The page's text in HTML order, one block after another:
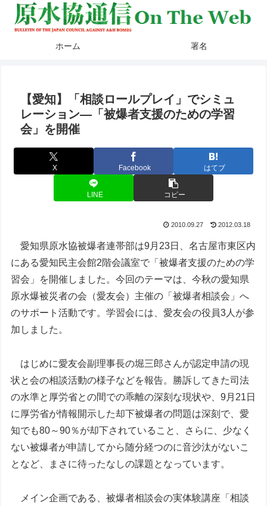
ホーム 署名
【愛知】「相談ロールプレイ」でシミュ
レーション―「被爆者支援のための学習
会」を開催
X Facebook はてブ
LINE コピー
2010.09.27 2012.03.18
愛知県原水協被爆者連帯部は9月23日、名古屋市東区内
にある愛知民主会館2階会議室で「被爆者支援のための学
習会」を開催しました。今回のテーマは、今秋の愛知県
原水爆被災者の会（愛友会）主催の「被爆者相談会」へ
のサポート活動です。学習会には、愛友会の役員3人が参
加しました。
はじめに愛友会副理事長の堀三郎さんが認定申請の現
状と会の相談活動の様子などを報告。勝訴してきた司法
の水準と厚労省との間での乖離の深刻な現状や、9月21日
に厚労省が情報開示した却下被爆者の問題は深刻で、愛
知でも80～90％が却下されていること、さらに、少なく
ない被爆者が申請してから随分経つのに音沙汰がないこ
となど、まさに待ったなしの課題となっています。
メイン企画である、被爆者相談会の実体験講座「相談